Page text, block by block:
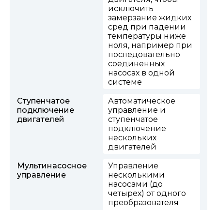
исключить
замерзание жидких
сред при падении
температуры ниже
ноля, например при
последовательно
соединенных
насосах в одной
системе
Ступенчатое
подключение
двигателей
Автоматическое
управление и
ступенчатое
подключение
нескольких
двигателей
Мультинасосное
управление
Управление
несколькими
насосами (до
четырех) от одного
преобразователя